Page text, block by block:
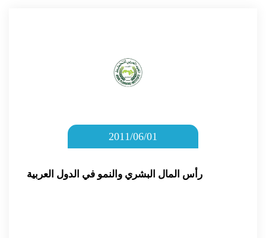
2011/06/01
رأس المال البشري والنمو في الدول العربية